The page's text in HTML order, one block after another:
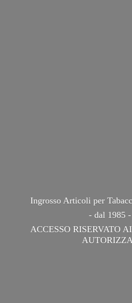
Ingrosso Articoli per
- dal 1985 -
ACCESSO RISERVATO AI